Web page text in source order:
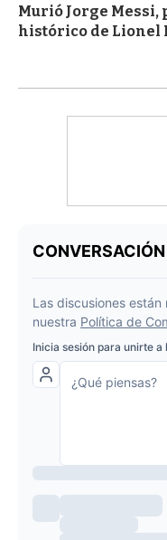
Murió Jorge
histórico de Lionel